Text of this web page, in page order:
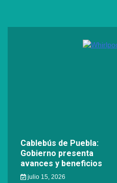
Cablebús de Puebla:
Gobierno presenta
avances y beneficios
julio 15, 2026